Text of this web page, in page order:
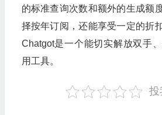
的标准查询次数和额外的生成额
择按年订阅，还能享受一定的折
Chatgot是一个能切实解放双手
用工具。
投